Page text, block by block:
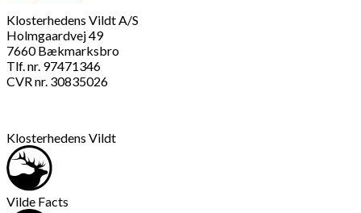
Klosterhedens Vildt A/S
Holmgaardvej 49
7660 Bækmarksbro
Tlf. nr. 97471346
CVR nr. 30835026
Klosterhedens Vildt
Vilde Facts